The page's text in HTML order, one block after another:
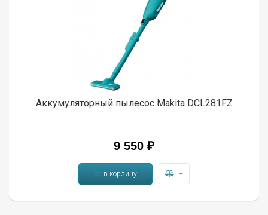
Аккумуляторный пылесос Makita DCL281FZ
9 550 ₽
в корзину +